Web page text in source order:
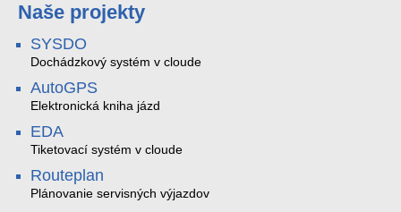
Naše projekty
SYSDO
Dochádzkový systém v cloude
AutoGPS
Elektronická kniha jázd
EDA
Tiketovací systém v cloude
Routeplan
Plánovanie servisných výjazdov